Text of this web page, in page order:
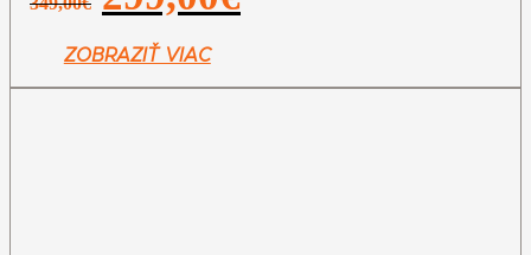
349,00€.
ZOBRAZIŤ VIAC